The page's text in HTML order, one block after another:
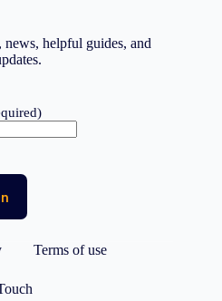
news, helpful guides, and
Terms of use